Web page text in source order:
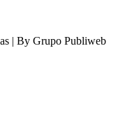
| By Grupo Publiweb